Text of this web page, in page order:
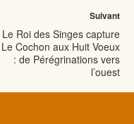
Suivant
Le Roi des Singes capture
Le Cochon aux Huit Voeux
: de Pérégrinations vers
l’ouest